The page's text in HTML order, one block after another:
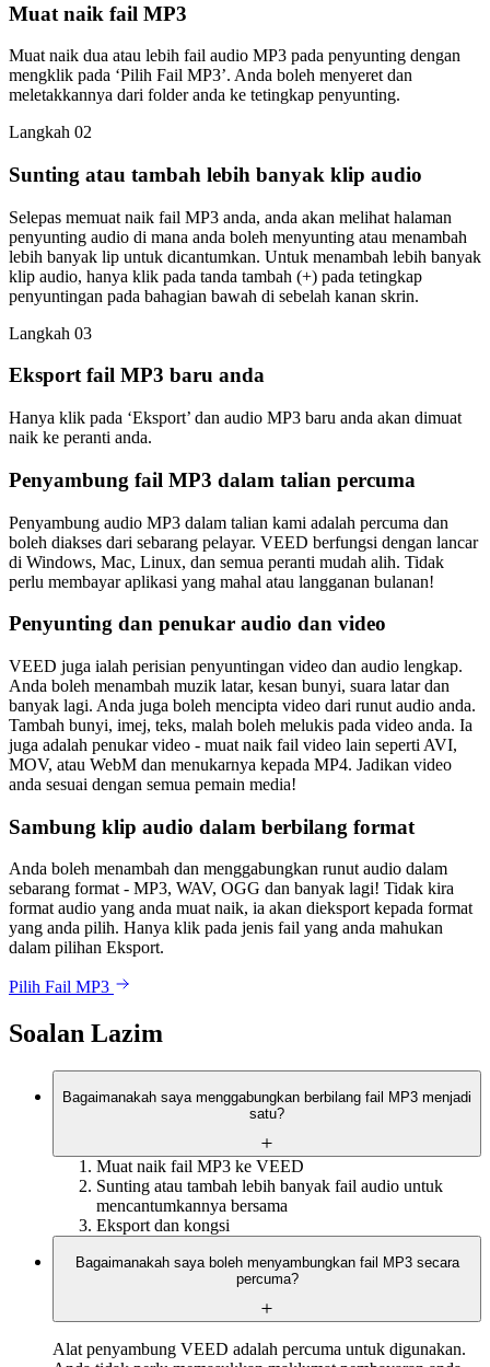
Muat naik fail MP3
Muat naik dua atau lebih fail audio MP3 pada penyunting dengan
mengklik pada ‘Pilih Fail MP3’. Anda boleh menyeret dan
meletakkannya dari folder anda ke tetingkap penyunting.
Langkah 02
Sunting atau tambah lebih banyak klip audio
Selepas memuat naik fail MP3 anda, anda akan melihat halaman
penyunting audio di mana anda boleh menyunting atau menambah
lebih banyak lip untuk dicantumkan. Untuk menambah lebih banyak
klip audio, hanya klik pada tanda tambah (+) pada tetingkap
penyuntingan pada bahagian bawah di sebelah kanan skrin.
Langkah 03
Eksport fail MP3 baru anda
Hanya klik pada ‘Eksport’ dan audio MP3 baru anda akan dimuat
naik ke peranti anda.
Penyambung fail MP3 dalam talian percuma
Penyambung audio MP3 dalam talian kami adalah percuma dan
boleh diakses dari sebarang pelayar. VEED berfungsi dengan lancar
di Windows, Mac, Linux, dan semua peranti mudah alih. Tidak
perlu membayar aplikasi yang mahal atau langganan bulanan!
Penyunting dan penukar audio dan video
VEED juga ialah perisian penyuntingan video dan audio lengkap.
Anda boleh menambah muzik latar, kesan bunyi, suara latar dan
banyak lagi. Anda juga boleh mencipta video dari runut audio anda.
Tambah bunyi, imej, teks, malah boleh melukis pada video anda. Ia
juga adalah penukar video - muat naik fail video lain seperti AVI,
MOV, atau WebM dan menukarnya kepada MP4. Jadikan video
anda sesuai dengan semua pemain media!
Sambung klip audio dalam berbilang format
Anda boleh menambah dan menggabungkan runut audio dalam
sebarang format - MP3, WAV, OGG dan banyak lagi! Tidak kira
format audio yang anda muat naik, ia akan dieksport kepada format
yang anda pilih. Hanya klik pada jenis fail yang anda mahukan
dalam pilihan Eksport.
Pilih Fail MP3
Soalan Lazim
Bagaimanakah saya menggabungkan berbilang fail MP3 menjadi
satu?
Muat naik fail MP3 ke VEED
Sunting atau tambah lebih banyak fail audio untuk
mencantumkannya bersama
Eksport dan kongsi
Bagaimanakah saya boleh menyambungkan fail MP3 secara
percuma?
Alat penyambung VEED adalah percuma untuk digunakan.